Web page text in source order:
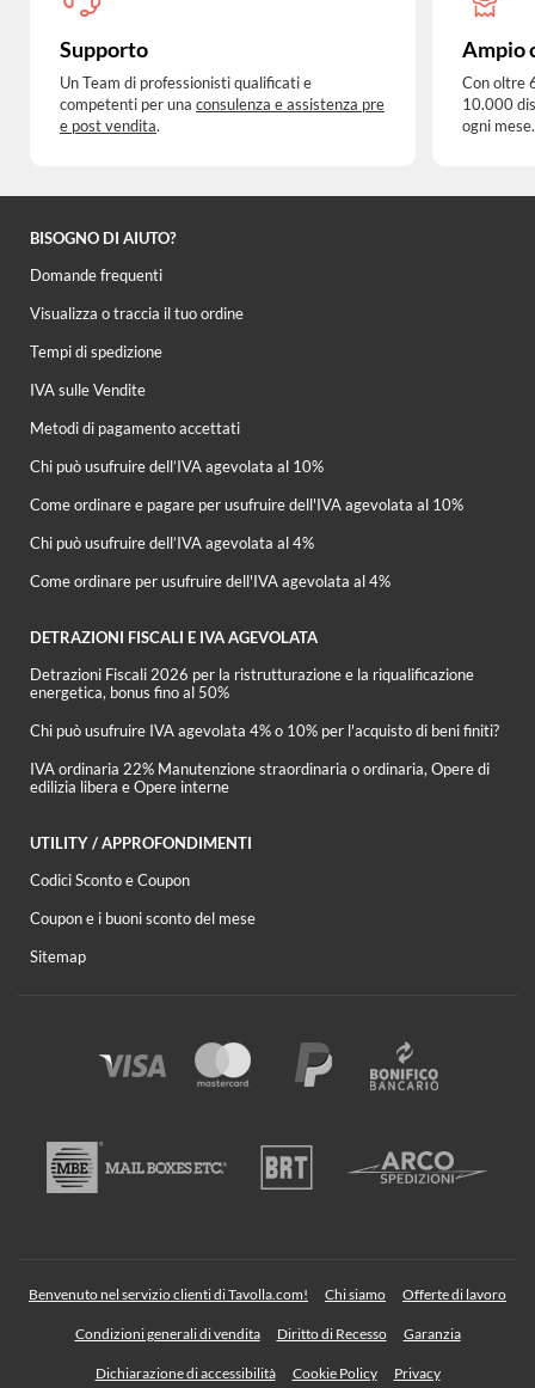
Supporto
Un Team di professionisti qualificati e
competenti per una consulenza e assistenza pre
e post vendita.
Ampio
Con oltre
10.000
ogni mese.
BISOGNO DI AIUTO?
Domande frequenti
Visualizza o traccia il tuo ordine
Tempi di spedizione
IVA sulle Vendite
Metodi di pagamento accettati
Chi può usufruire dell’IVA agevolata al 10%
Come ordinare e pagare per usufruire dell'IVA agevolata al 10%
Chi può usufruire dell’IVA agevolata al 4%
Come ordinare per usufruire dell'IVA agevolata al 4%
DETRAZIONI FISCALI E IVA AGEVOLATA
Detrazioni Fiscali 2026 per la ristrutturazione e la riqualificazione
energetica, bonus fino al 50%
Chi può usufruire IVA agevolata 4% o 10% per l'acquisto di beni finiti?
IVA ordinaria 22% Manutenzione straordinaria o ordinaria, Opere di
edilizia libera e Opere interne
UTILITY / APPROFONDIMENTI
Codici Sconto e Coupon
Coupon e i buoni sconto del mese
Sitemap
Benvenuto nel servizio clienti di Tavolla.com! Chi siamo Offerte di lavoro
Condizioni generali di vendita Diritto di Recesso Garanzia
Dichiarazione di accessibilità Cookie Policy Privacy